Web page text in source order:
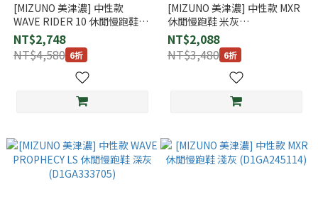
[MIZUNO 美津濃] 中性款
WAVE RIDER 10 休閒慢跑鞋
(D1GA210405)
NT$2,748
NT$4,580 6折
[MIZUNO 美津濃] 中性款 MXR
休閒慢跑鞋 米灰
(D1GA256202)
NT$2,088
NT$3,480 6折